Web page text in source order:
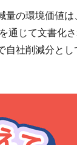
量の環境価値
通じて文書化
社削減分とし